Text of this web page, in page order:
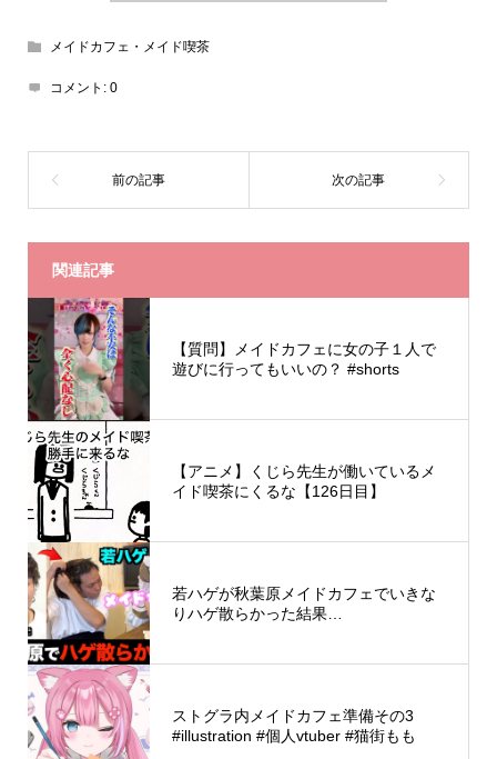
メイドカフェ・メイド喫茶
コメント: 0
関連記事
【質問】メイドカフェに女の子１人で
遊びに行ってもいいの？ #shorts
【アニメ】くじら先生が働いているメ
イド喫茶にくるな【126日目】
若ハゲが秋葉原メイドカフェでいきな
りハゲ散らかった結果…
ストグラ内メイドカフェ準備その3
#illustration #個人vtuber #猫街もも